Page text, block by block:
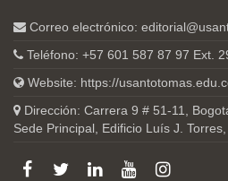
Correo electrónico:
Teléfono: +57 601 587 87 97 Ext.
Website: https://
Dirección: Carrera 9 # 51-11,
Sede Principal, Edificio Luís J.